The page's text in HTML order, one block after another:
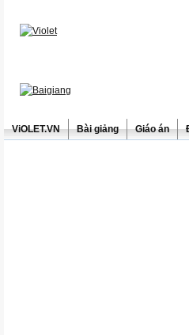
ViOLET.VN Bài giảng Giáo án